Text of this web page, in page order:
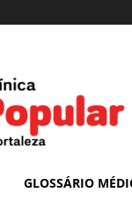
GLOSSÁRIO